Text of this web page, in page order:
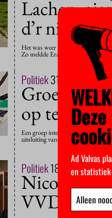
Lachen,
d’r niet
Het was weer lachen op 1 april.
Zo meldde Erasmus Magazine dat
Politiek31 maart 2014
Groep
op te
Een groep internationale
uitsluiting van etnische
Politiek18 maart 2014
Nicolai
VVD
Ad Valvas
en
Alleen